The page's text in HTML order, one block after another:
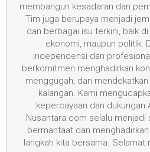
membangun kesadaran dan
Tim juga berupaya menjadi
dan berbagai isu terkini, baik
ekonomi, maupun politik.
independensi dan
berkomitmen menghadirkan
menggugah, dan
kalangan. Kami
kepercayaan dan dukungan
Nusantara.com selalu
bermanfaat dan
langkah kita bersama. Selamat